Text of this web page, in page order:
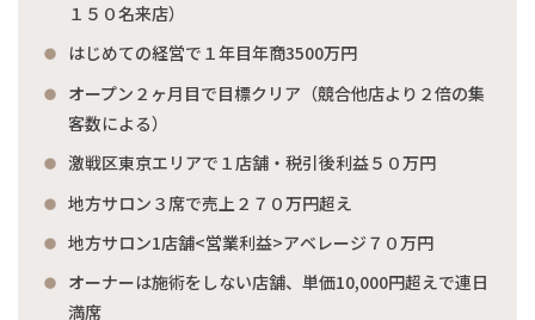
１５０名来店）
はじめての経営で１年目年商3500万円
オープン２ヶ月目で目標クリア（競合他店より２倍の集
客数による）
激戦区東京エリアで１店舗・税引後利益５０万円
地方サロン３席で売上２７０万円超え
地方サロン1店舗<営業利益>アベレージ７０万円
オーナーは施術をしない店舗、単価10,000円超えで連日
満席